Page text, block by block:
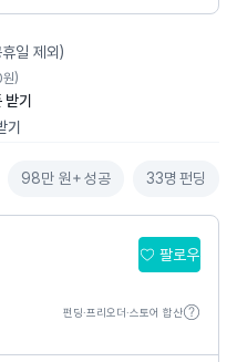
일 제외)
)
기
기
98만 원+성공 33명 펀딩
팔로우
펀딩·프리오더·스토어 합산